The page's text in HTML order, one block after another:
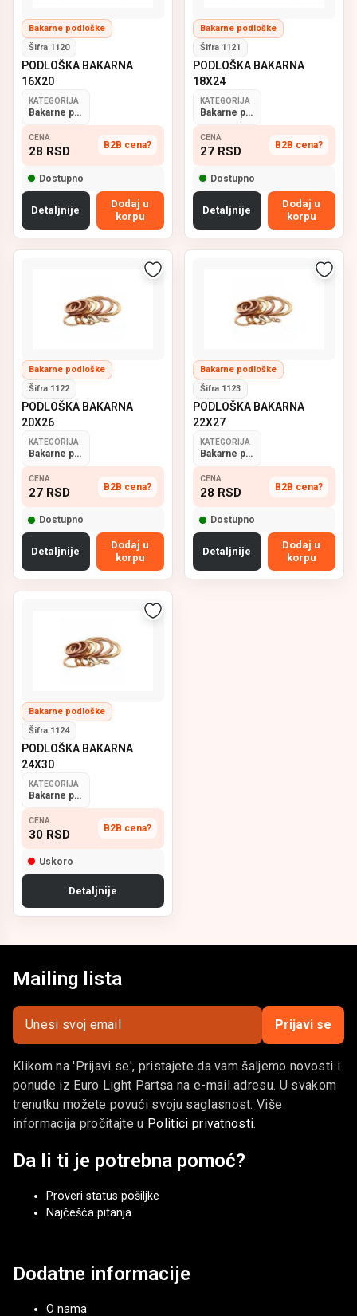
Bakarne podloške
Šifra 1120
PODLOŠKA BAKARNA
16X20
KATEGORIJA
Bakarne podloške
CENA
28 RSD B2B cena?
Dostupno
Detaljnije
Dodaj u
korpu
Bakarne podloške
Šifra 1121
PODLOŠKA BAKARNA
18X24
KATEGORIJA
Bakarne podloške
CENA
27 RSD B2B cena?
Dostupno
Detaljnije
Dodaj u
korpu
Bakarne podloške
Šifra 1122
PODLOŠKA BAKARNA
20X26
KATEGORIJA
Bakarne podloške
CENA
27 RSD B2B cena?
Dostupno
Detaljnije
Dodaj u
korpu
Bakarne podloške
Šifra 1123
PODLOŠKA BAKARNA
22X27
KATEGORIJA
Bakarne podloške
CENA
28 RSD B2B cena?
Dostupno
Detaljnije
Dodaj u
korpu
Bakarne podloške
Šifra 1124
PODLOŠKA BAKARNA
24X30
KATEGORIJA
Bakarne podloške
CENA
30 RSD B2B cena?
Uskoro
Detaljnije
Mailing lista
Prijavi se
Klikom na 'Prijavi se', pristajete da vam šaljemo novosti i
ponude iz Euro Light Partsa na e-mail adresu. U svakom
trenutku možete povući svoju saglasnost. Više
informacija pročitajte u Politici privatnosti.
Da li ti je potrebna pomoć?
Proveri status pošiljke
Najčešća pitanja
Dodatne informacije
O nama